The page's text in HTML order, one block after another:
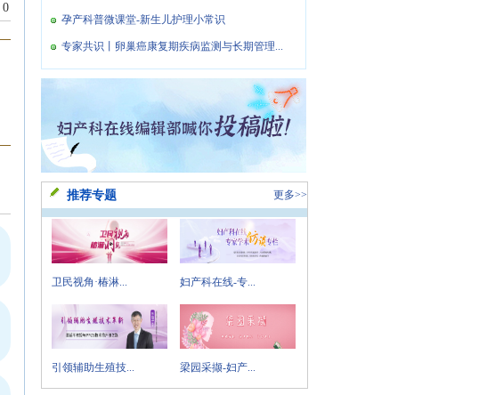
0
孕产科普微课堂-新生儿护理小常识
专家共识丨卵巢癌康复期疾病监测与长期管理...
推荐专题 更多>>
卫民视角·椿淋... 妇产科在线-专...
引领辅助生殖技... 梁园采撷-妇产...